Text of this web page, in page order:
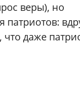
веры), но
патриотов:
даже